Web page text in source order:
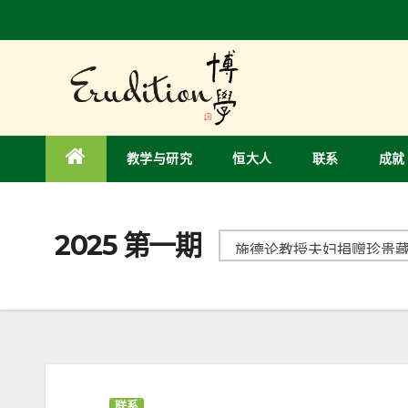
教学与研究 恒大人 联系 成就
2025 第一期